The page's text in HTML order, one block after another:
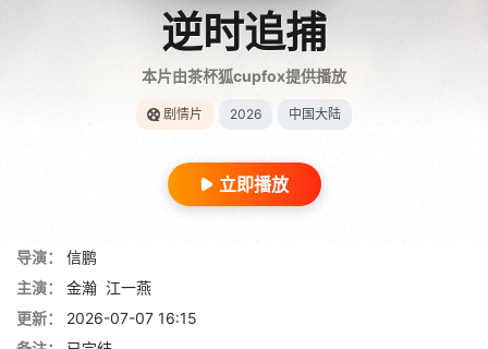
逆时追捕
本片由茶杯狐cupfox提供播放
剧情片 2026 中国大陆
立即播放
导演：
信鹏
主演：
金瀚 江一燕
更新：
2026-07-07 16:15